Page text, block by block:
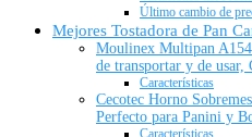
Último cambio de
Mejores Tostadora de Pan
Moulinex Multipan
de transportar y de usar,
Características
Cecotec Horno
Perfecto para Panini y